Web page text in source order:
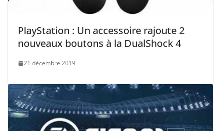
PlayStation : Un accessoire rajoute 2
nouveaux boutons à la DualShock 4
21 décembre 2019